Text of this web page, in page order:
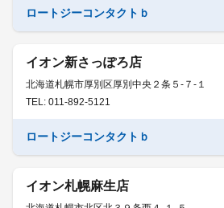
ロートジーコンタクトｂ
イオン新さっぽろ店
北海道札幌市厚別区厚別中央２条５-７-１
TEL: 011-892-5121
ロートジーコンタクトｂ
イオン札幌麻生店